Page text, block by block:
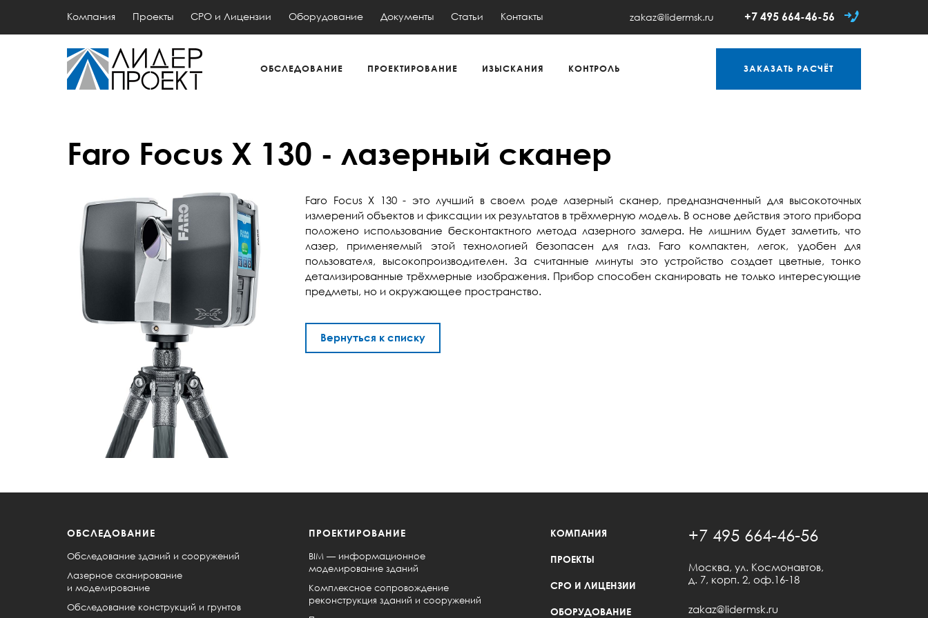
Компания Проекты СРО и Лицензии Оборудование Документы Статьи Контакты zakaz@lidermsk.ru +7 495 664-46-56
ОБСЛЕДОВАНИЕ ПРОЕКТИРОВАНИЕ ИЗЫСКАНИЯ КОНТРОЛЬ ЗАКАЗАТЬ РАСЧЁТ
Faro Focus X 130 - лазерный сканер
Faro Focus X 130 - это лучший в своем роде лазерный сканер, предназначенный для высокоточных
измерений объектов и фиксации их результатов в трёхмерную модель. В основе действия этого прибора
положено использование бесконтактного метода лазерного замера. Не лишним будет заметить, что
лазер, применяемый этой технологией безопасен для глаз. Faro компактен, легок, удобен для
пользователя, высокопроизводителен. За считанные минуты это устройство создает цветные, тонко
детализированные трёхмерные изображения. Прибор способен сканировать не только интересующие
предметы, но и окружающее пространство.
Вернуться к списку
ОБСЛЕДОВАНИЕ
Обследование зданий и сооружений
Лазерное сканирование
и моделирование
Обследование конструкций и грунтов
ПРОЕКТИРОВАНИЕ
BIM — информационное
моделирование зданий
Комплексное сопровождение
реконструкция зданий и сооружений
КОМПАНИЯ
ПРОЕКТЫ
СРО И ЛИЦЕНЗИИ
ОБОРУДОВАНИЕ
+7 495 664-46-56
Москва, ул. Космонавтов,
д. 7, корп. 2, оф.16-18
zakaz@lidermsk.ru